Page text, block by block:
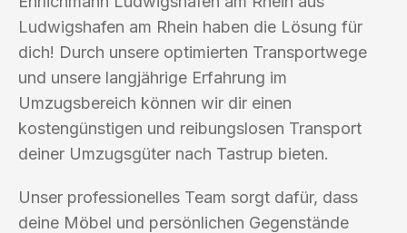
Ludwigshafen am Rhein haben die Lösung für
dich! Durch unsere optimierten Transportwege
und unsere langjährige Erfahrung im
Umzugsbereich können wir dir einen
kostengünstigen und reibungslosen Transport
deiner Umzugsgüter nach Tastrup bieten.
Unser professionelles Team sorgt dafür, dass
deine Möbel und persönlichen Gegenstände